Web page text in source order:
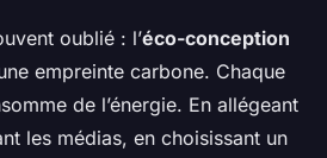
oublié : l’éco-conception
empreinte carbone. Chaque
de l’énergie. En allégeant
les médias, en choisissant un